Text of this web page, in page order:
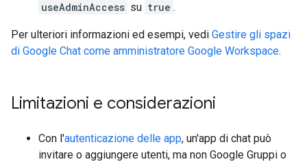
useAdminAccess su true .
Per ulteriori informazioni ed esempi, vedi Gestire gli spazi
di Google Chat come amministratore Google Workspace.
Limitazioni e considerazioni
Con l'autenticazione delle app, un'app di chat può
invitare o aggiungere utenti, ma non Google Gruppi o